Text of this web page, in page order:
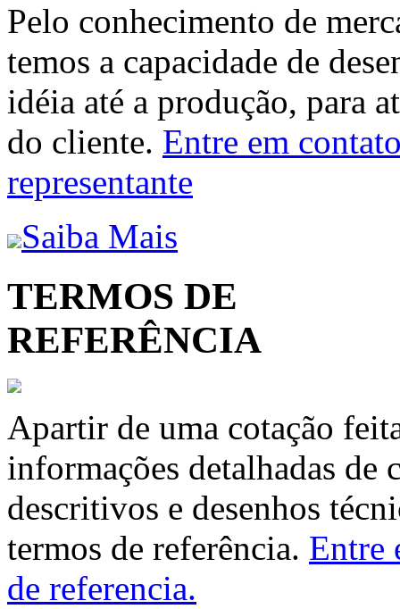
Pelo conhecimento de
temos a capacidade de
idéia até a produção, para
do cliente. Entre em
representante
Saiba Mais
TERMOS DE
REFERÊNCIA
Apartir de uma cotação
informações detalhadas de
descritivos e desenhos
termos de referência. Entre
de referencia.